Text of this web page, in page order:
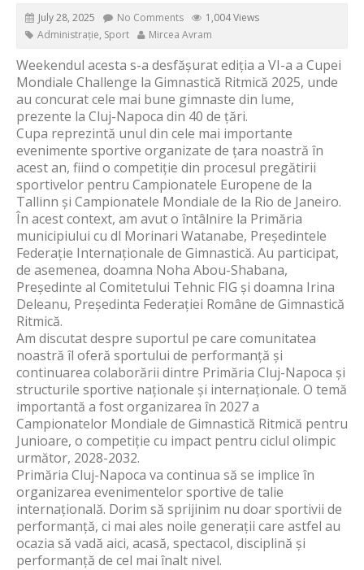
July 28, 2025 No Comments
1,004 Views
Administrație, Sport Mircea Avram
Weekendul acesta s-a desfășurat ediția a VI-a a Cupei
Mondiale Challenge la Gimnastică Ritmică 2025, unde
au concurat cele mai bune gimnaste din lume,
prezente la Cluj-Napoca din 40 de țări.
Cupa reprezintă unul din cele mai importante
evenimente sportive organizate de țara noastră în
acest an, fiind o competiție din procesul pregătirii
sportivelor pentru Campionatele Europene de la
Tallinn și Campionatele Mondiale de la Rio de Janeiro.
În acest context, am avut o întâlnire la Primăria
municipiului cu dl Morinari Watanabe, Președintele
Federație Internaționale de Gimnastică. Au participat,
de asemenea, doamna Noha Abou-Shabana,
Președinte al Comitetului Tehnic FIG și doamna Irina
Deleanu, Președinta Federației Române de Gimnastică
Ritmică.
Am discutat despre suportul pe care comunitatea
noastră îl oferă sportului de performanță și
continuarea colaborării dintre Primăria Cluj-Napoca și
structurile sportive naționale și internaționale. O temă
importantă a fost organizarea în 2027 a
Campionatelor Mondiale de Gimnastică Ritmică pentru
Junioare, o competiție cu impact pentru ciclul olimpic
următor, 2028-2032.
Primăria Cluj-Napoca va continua să se implice în
organizarea evenimentelor sportive de talie
internațională. Dorim să sprijinim nu doar sportivii de
performanță, ci mai ales noile generații care astfel au
ocazia să vadă aici, acasă, spectacol, disciplină și
performanță de cel mai înalt nivel.